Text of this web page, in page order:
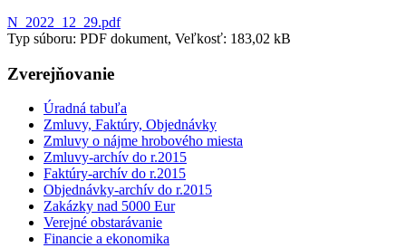
N_2022_12_29.pdf
Typ súboru: PDF dokument, Veľkosť: 183,02 kB
Zverejňovanie
Úradná tabuľa
Zmluvy, Faktúry, Objednávky
Zmluvy o nájme hrobového miesta
Zmluvy-archív do r.2015
Faktúry-archív do r.2015
Objednávky-archív do r.2015
Zakázky nad 5000 Eur
Verejné obstarávanie
Financie a ekonomika